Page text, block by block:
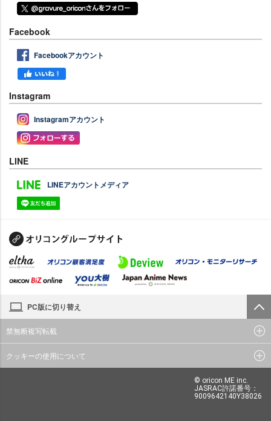
Facebook
Facebookアカウント
Instagram
Instagramアカウント
LINE
LINEアカウントメディア
PC版に切り替え
禁無断複写転載
クッキーの使用について
© oricon ME inc.
JASRAC許諾番号：
9009642140Y38026